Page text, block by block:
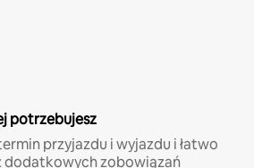
potrzebujesz
przyjazdu i wyjazdu i łatwo
dodatkowych zobowiązań